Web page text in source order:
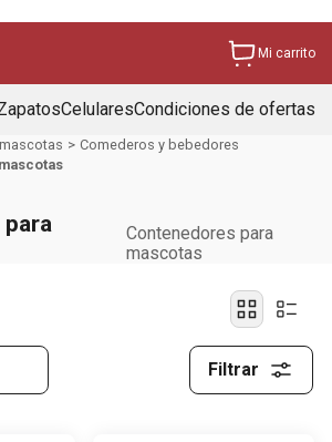
Mi carrito
CelularesCondiciones de ofertas
Comederos y bebedores
Contenedores para
mascotas
Filtrar